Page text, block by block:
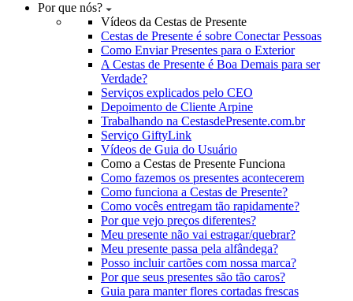
Por que nós?
Vídeos da Cestas de Presente
Cestas de Presente é sobre Conectar Pessoas
Como Enviar Presentes para o Exterior
A Cestas de Presente é Boa Demais para ser
Verdade?
Serviços explicados pelo CEO
Depoimento de Cliente Arpine
Trabalhando na CestasdePresente.com.br
Serviço GiftyLink
Vídeos de Guia do Usuário
Como a Cestas de Presente Funciona
Como fazemos os presentes acontecerem
Como funciona a Cestas de Presente?
Como vocês entregam tão rapidamente?
Por que vejo preços diferentes?
Meu presente não vai estragar/quebrar?
Meu presente passa pela alfândega?
Posso incluir cartões com nossa marca?
Por que seus presentes são tão caros?
Guia para manter flores cortadas frescas